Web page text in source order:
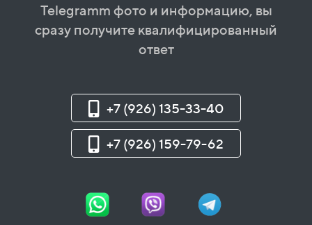
Telegramm фото и информацию, вы
сразу получите квалифицированный
ответ
+7 (926) 135-33-40
+7 (926) 159-79-62